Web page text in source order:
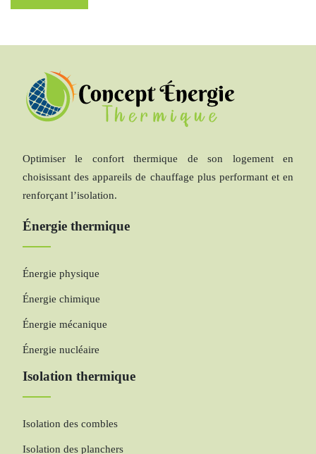
Optimiser le confort thermique de son logement en
choisissant des appareils de chauffage plus performant et en
renforçant l’isolation.
Énergie thermique
Énergie physique
Énergie chimique
Énergie mécanique
Énergie nucléaire
Isolation thermique
Isolation des combles
Isolation des planchers